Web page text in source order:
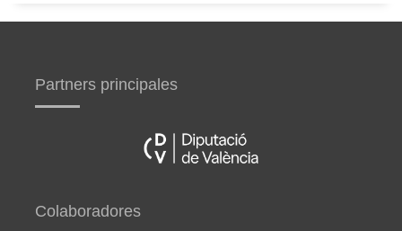
Partners principales
Colaboradores